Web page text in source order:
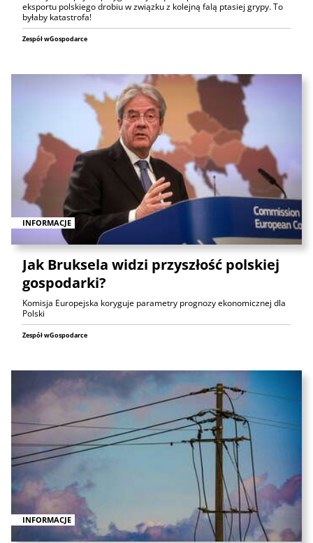
eksportu polskiego drobiu w związku z kolejną falą ptasiej grypy. To
byłaby katastrofa!
Zespół wGospodarce
INFORMACJE
Jak Bruksela widzi przyszłość polskiej
gospodarki?
Komisja Europejska koryguje parametry prognozy ekonomicznej dla
Polski
Zespół wGospodarce
INFORMACJE